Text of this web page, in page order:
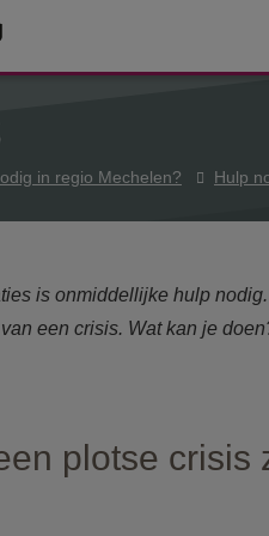
gaan
in regio Mechelen? Hulp
is onmiddellijke hulp nodig.
een crisis. Wat kan je
plotse crisis